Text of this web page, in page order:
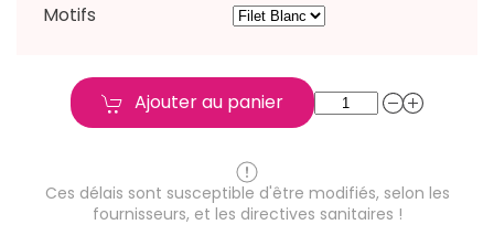
Motifs
Ajouter au panier
Ces délais sont susceptible d'être modifiés, selon les
fournisseurs, et les directives sanitaires !